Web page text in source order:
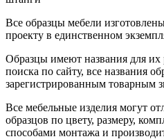
Все образцы мебели
проекту в единственном
Образцы имеют названия для их
поиска по сайту, все названия
зарегистрированным товарным
Все мебельные изделия могут
образцов по цвету, размеру,
способами монтажа и